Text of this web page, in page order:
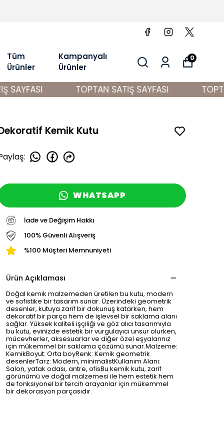
Tüm
Ürünler
Kampanyalı
Ürünler
0
TOPTAN SATIŞ SAYFASI
Kemik Kutu
:
WHATSAPP
İade ve Değişim Hakkı
100% Güvenli Alışveriş
%100 Müşteri Memnuniyeti
Ürün Açıklaması
Doğal kemik malzemeden üretilen bu kutu, modern
ve sofistike bir tasarım sunar. Üzerindeki geometrik
desenler, kutuya zarif bir dokunuş katarken, hem
dekoratif bir parça hem de işlevsel bir saklama alanı
sağlar. Yüksek kaliteli işçiliği ve göz alıcı tasarımıyla
bu kutu, evinizde estetik bir vurgulayıcı unsur olurken,
mücevherler, aksesuarlar ve diğer özel eşyalarınız
için mükemmel bir saklama çözümü sunar.Malzeme:
KemikBoyut: Orta boyRenk: Kemik geometrik
desenlerTarz: Modern, minimalistKullanım Alanı:
Salon, yatak odası, antre, ofisBu kemik kutu, zarif
görünümü ve doğal malzemesi ile hem estetik hem
de fonksiyonel bir tercih arayanlar için mükemmel
bir dekorasyon parçasıdır.